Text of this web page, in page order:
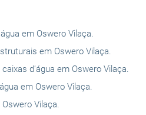
em Oswero Vilaça.
em Oswero Vilaça.
d’água em Oswero Vilaça.
em Oswero Vilaça.
Vilaça.